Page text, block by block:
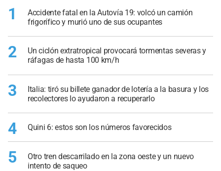
1
Accidente fatal en la Autovía 19: volcó un camión
frigorífico y murió uno de sus ocupantes
2
Un ciclón extratropical provocará tormentas severas y
ráfagas de hasta 100 km/h
3
Italia: tiró su billete ganador de lotería a la basura y los
recolectores lo ayudaron a recuperarlo
4 Quini 6: estos son los números favorecidos
5
Otro tren descarrilado en la zona oeste y un nuevo
intento de saqueo